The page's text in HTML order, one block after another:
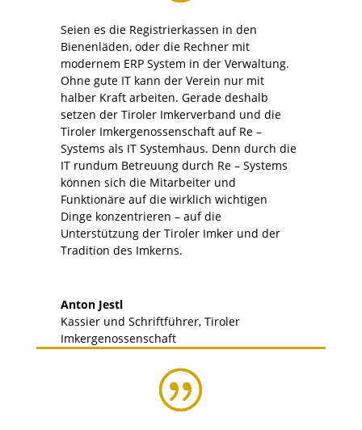
Seien es die Registrierkassen in den
Bienenläden, oder die Rechner mit
modernem ERP System in der Verwaltung.
Ohne gute IT kann der Verein nur mit
halber Kraft arbeiten. Gerade deshalb
setzen der Tiroler Imkerverband und die
Tiroler Imkergenossenschaft auf Re –
Systems als IT Systemhaus. Denn durch die
IT rundum Betreuung durch Re – Systems
können sich die Mitarbeiter und
Funktionäre auf die wirklich wichtigen
Dinge konzentrieren – auf die
Unterstützung der Tiroler Imker und der
Tradition des Imkerns.
Anton Jestl
Kassier und Schriftführer, Tiroler
Imkergenossenschaft